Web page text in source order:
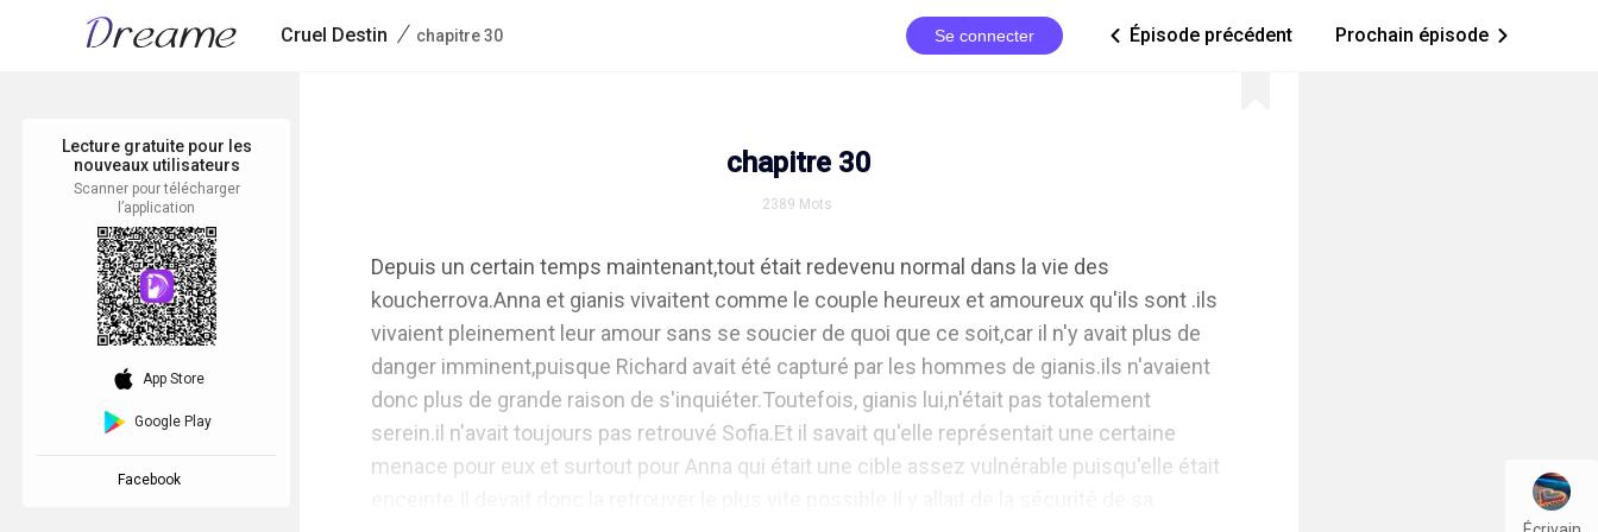
Cruel Destin / chapitre 30 Se connecter ic_arrow_left Épisode précédent Prochain épisode ic_arrow_right
chapitre 30
2389 Mots
Depuis un certain temps maintenant,tout était redevenu normal dans la vie des
koucherrova.Anna et gianis vivaitent comme le couple heureux et amoureux qu'ils sont .ils
vivaient pleinement leur amour sans se soucier de quoi que ce soit,car il n'y avait plus de
danger imminent,puisque Richard avait été capturé par les hommes de gianis.ils n'avaient
donc plus de grande raison de s'inquiéter.Toutefois, gianis lui,n'était pas totalement
serein.il n'avait toujours pas retrouvé Sofia.Et il savait qu'elle représentait une certaine
menace pour eux et surtout pour Anna qui était une cible assez vulnérable puisqu'elle était
Lecture gratuite pour les
nouveaux utilisateurs
Scanner pour télécharger
l’application
download_ios App Store
Google Play
Facebook